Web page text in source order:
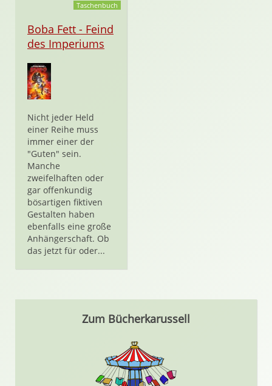
Taschenbuch
Boba Fett - Feind
des Imperiums
Nicht jeder Held
einer Reihe muss
immer einer der
"Guten" sein.
Manche
zweifelhaften oder
gar offenkundig
bösartigen fiktiven
Gestalten haben
ebenfalls eine große
Anhängerschaft. Ob
das jetzt für oder...
Zum Bücherkarussell